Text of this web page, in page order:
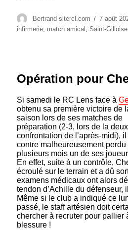
Auteur
Bertrand sitercl.com
Publié
le
7 août
infirmerie, match amical ,Saint-Gilloise
Opération pour
Si samedi le RC Lens face à
obtenu sa première victoire de
saison lors de ses matches de
préparation (2-3, lors de la
confrontation de l’après-midi),
contre malheureusement perdu
plusieurs mois un de ses
En effet, suite à un contrôle,
écroulé sur le terrain et a dû
examens médicaux ont alors
tendon d’Achille du défenseur,
Même si le club a indiqué ce
passé, le staff artésien doit
chercher à recruter pour pallier
blessure !